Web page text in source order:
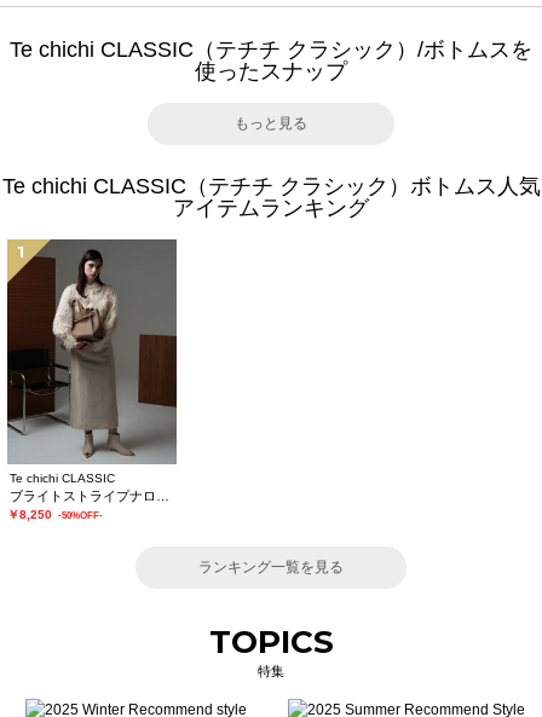
Te chichi CLASSIC（テチチ クラシック）/ボトムスを
使ったスナップ
もっと見る
Te chichi CLASSIC（テチチ クラシック）ボトムス人気
アイテムランキング
1
Te chichi CLASSIC
￥8,250 -50%OFF-
ランキング一覧を見る
TOPICS
特集